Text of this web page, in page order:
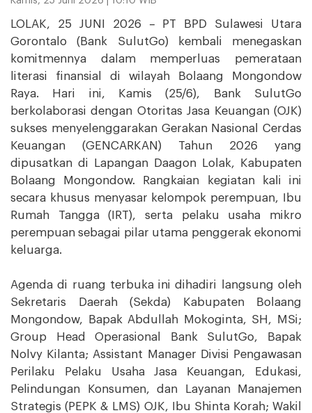
LOLAK, 25 JUNI 2026 – PT BPD Sulawesi Utara
Gorontalo (Bank SulutGo) kembali menegaskan
komitmennya dalam memperluas pemerataan
literasi finansial di wilayah Bolaang Mongondow
Raya. Hari ini, Kamis (25/6), Bank SulutGo
berkolaborasi dengan Otoritas Jasa Keuangan (OJK)
sukses menyelenggarakan Gerakan Nasional Cerdas
Keuangan (GENCARKAN) Tahun 2026 yang
dipusatkan di Lapangan Daagon Lolak, Kabupaten
Bolaang Mongondow. Rangkaian kegiatan kali ini
secara khusus menyasar kelompok perempuan, Ibu
Rumah Tangga (IRT), serta pelaku usaha mikro
perempuan sebagai pilar utama penggerak ekonomi
keluarga.
Agenda di ruang terbuka ini dihadiri langsung oleh
Sekretaris Daerah (Sekda) Kabupaten Bolaang
Mongondow, Bapak Abdullah Mokoginta, SH, MSi;
Group Head Operasional Bank SulutGo, Bapak
Nolvy Kilanta; Assistant Manager Divisi Pengawasan
Perilaku Pelaku Usaha Jasa Keuangan, Edukasi,
Pelindungan Konsumen, dan Layanan Manajemen
Strategis (PEPK & LMS) OJK, Ibu Shinta Korah; Wakil